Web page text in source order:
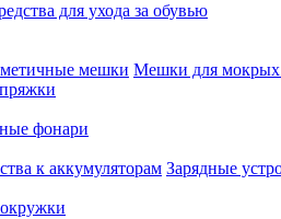
для ухода за обувью
мешки Мешки для
фонари
к аккумуляторам Зарядные